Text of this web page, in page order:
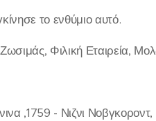
το ενθύμιο αυτό.
Φιλική Εταιρεία,
,1759 - Νιζνι